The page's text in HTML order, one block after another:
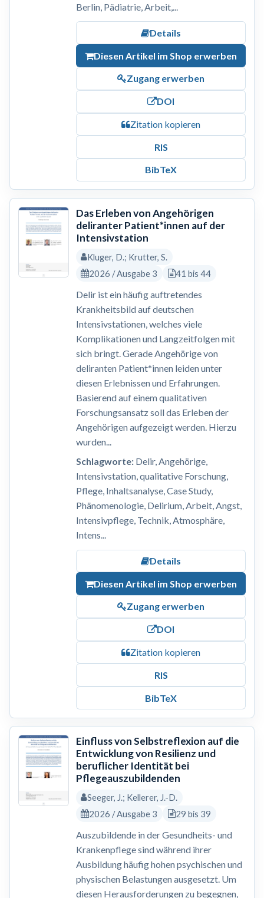
Berlin, Pädiatrie, Arbeit,...
Details
Diesen Artikel im Shop erwerben
Zugang erwerben
DOI
Zitation kopieren
RIS
BibTeX
Das Erleben von Angehörigen
deliranter Patient*innen auf der
Intensivstation
Kluger, D.; Krutter, S.
2026 / Ausgabe 3
41 bis 44
Delir ist ein häufig auftretendes
Krankheitsbild auf deutschen
Intensivstationen, welches viele
Komplikationen und Langzeitfolgen mit
sich bringt. Gerade Angehörige von
deliranten Patient*innen leiden unter
diesen Erlebnissen und Erfahrungen.
Basierend auf einem qualitativen
Forschungsansatz soll das Erleben der
Angehörigen aufgezeigt werden. Hierzu
wurden...
Schlagworte:Delir, Angehörige,
Intensivstation, qualitative Forschung,
Pflege, Inhaltsanalyse, Case Study,
Phänomenologie, Delirium, Arbeit, Angst,
Intensivpflege, Technik, Atmosphäre,
Intens...
Details
Diesen Artikel im Shop erwerben
Zugang erwerben
DOI
Zitation kopieren
RIS
BibTeX
Einfluss von Selbstreflexion auf die
Entwicklung von Resilienz und
beruflicher Identität bei
Pflegeauszubildenden
Seeger, J.; Kellerer, J.-D.
2026 / Ausgabe 3
29 bis 39
Auszubildende in der Gesundheits- und
Krankenpflege sind während ihrer
Ausbildung häufig hohen psychischen und
physischen Belastungen ausgesetzt. Um
diesen Herausforderungen zu begegnen,